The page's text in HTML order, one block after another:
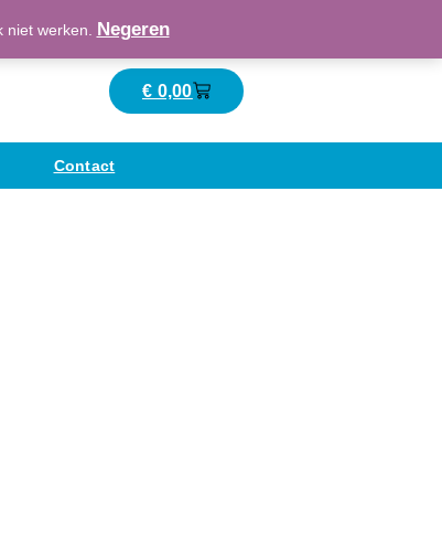
werken. Negeren
Maatschappelijk verantwoord ondernemend
€ 0,00Winkelwagen
Contact